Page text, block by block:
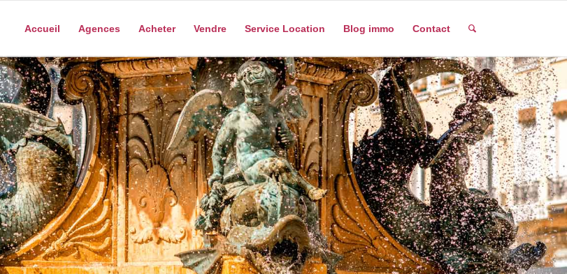
Accueil Agences Acheter Vendre Service Location Blog immo Contact